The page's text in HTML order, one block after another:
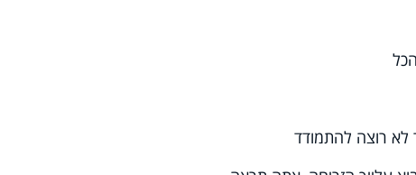
רוצה להתמודד